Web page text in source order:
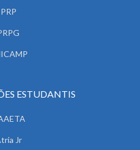
PRP
ESTUDANTIS
Jr